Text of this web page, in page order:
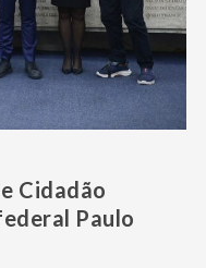
Cidadão
Paulo